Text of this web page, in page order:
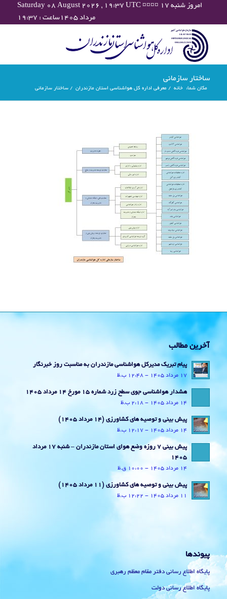
Saturday 08 August 2026 , 19:37 UTC ¤¤¤¤ امروز شنبه ۱۷
مرداد ۱۴۰۵ساعت : ۱۹:۳۷
ساختار سازمانی
مکان شما: خانه / معرفی اداره کل هواشناسی استان مازندران / ساختار سازمانی
آخرین مطالب
پیام تبریک مدیرکل هواشناسی مازندران به مناسبت روز خبرنگار
17 مرداد 1405 - 12:48 ب.ظ
هشدار هواشناسی جوی سطح زرد شماره 15 مورخ 14 مرداد 1405
14 مرداد 1405 - 2:18 ب.ظ
پیش بینی و توصیه های کشاورزی (14 مرداد ۱۴۰۵)
14 مرداد 1405 - 12:17 ب.ظ
پیش بینی 7 روزه وضع هوای استان مازندران – شنبه 17 مرداد
1405
14 مرداد 1405 - 10:00 ق.ظ
پیش بینی و توصیه های کشاورزی (11 مرداد ۱۴۰۵)
11 مرداد 1405 - 12:22 ب.ظ
پیوندها
پایگاه اطلاع رسانی دفتر مقام معظم رهبری
پایگاه اطلاع رسانی دولت